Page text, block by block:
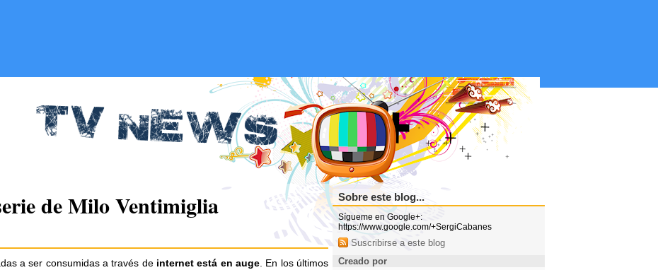
de Milo Ventimiglia
a ser consumidas a través de internet está en auge . En los últimos
Sobre este blog...
Sígueme en Google+:
https://www.google.com/+SergiCabanes
Suscribirse a este blog
Creado por